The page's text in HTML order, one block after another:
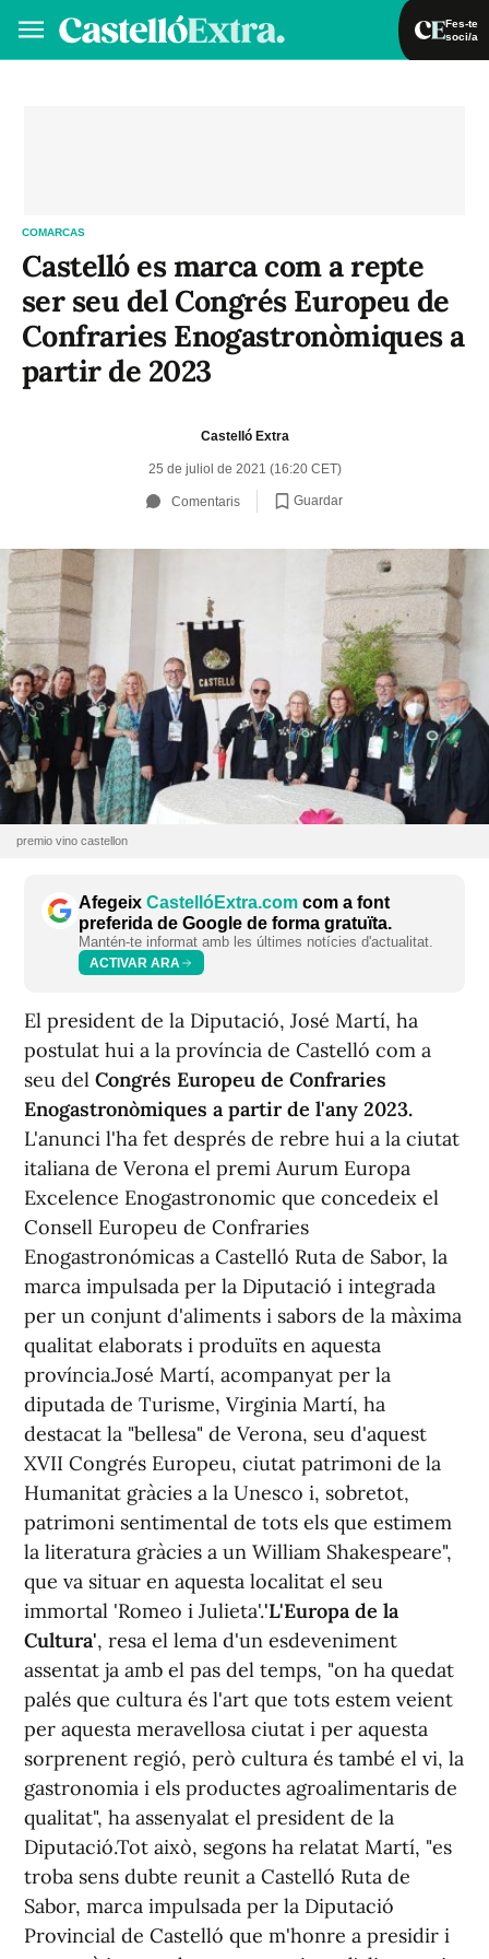
Fes-te
soci/a
COMARCAS
Castelló es marca com a repte
ser seu del Congrés Europeu de
Confraries Enogastronòmiques a
partir de 2023
Castelló Extra
25 de juliol de 2021 (16:20 CET)
Comentaris Guardar
premio vino castellon
Afegeix CastellóExtra.com com a font
preferida de Google de forma gratuïta.
Mantén-te informat amb les últimes notícies d'actualitat.
ACTIVAR ARA
El president de la Diputació, José Martí, ha
postulat hui a la província de Castelló com a
seu del Congrés Europeu de Confraries
Enogastronòmiques a partir de l'any 2023.
L'anunci l'ha fet després de rebre hui a la ciutat
italiana de Verona el premi Aurum Europa
Excelence Enogastronomic que concedeix el
Consell Europeu de Confraries
Enogastronómicas a Castelló Ruta de Sabor, la
marca impulsada per la Diputació i integrada
per un conjunt d'aliments i sabors de la màxima
qualitat elaborats i produïts en aquesta
província.José Martí, acompanyat per la
diputada de Turisme, Virginia Martí, ha
destacat la "bellesa" de Verona, seu d'aquest
XVII Congrés Europeu, ciutat patrimoni de la
Humanitat gràcies a la Unesco i, sobretot,
patrimoni sentimental de tots els que estimem
la literatura gràcies a un William Shakespeare",
que va situar en aquesta localitat el seu
immortal 'Romeo i Julieta'.'L'Europa de la
Cultura', resa el lema d'un esdeveniment
assentat ja amb el pas del temps, "on ha quedat
palés que cultura és l'art que tots estem veient
per aquesta meravellosa ciutat i per aquesta
sorprenent regió, però cultura és també el vi, la
gastronomia i els productes agroalimentaris de
qualitat", ha assenyalat el president de la
Diputació.Tot això, segons ha relatat Martí, "es
troba sens dubte reunit a Castelló Ruta de
Sabor, marca impulsada per la Diputació
Provincial de Castelló que m'honre a presidir i